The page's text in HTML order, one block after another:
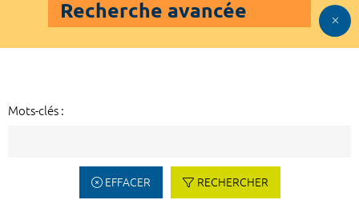
Recherche avancée
Mots-clés :
EFFACER RECHERCHER